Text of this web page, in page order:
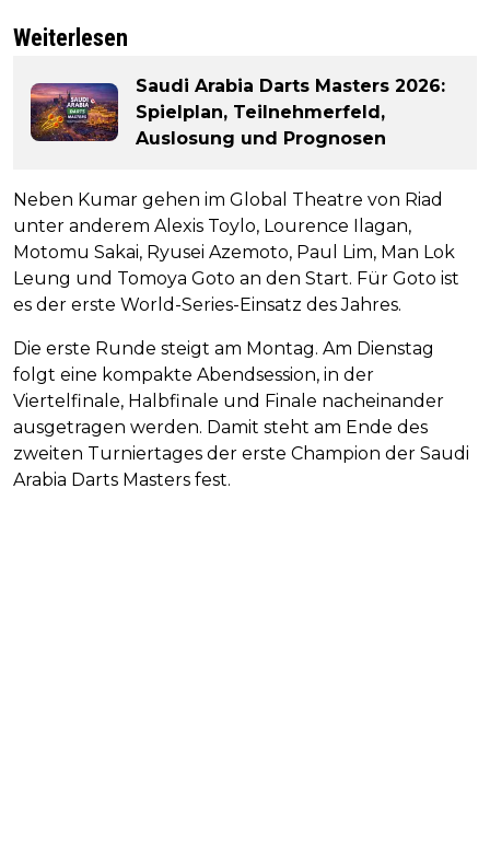
Weiterlesen
Saudi Arabia Darts Masters 2026:
Spielplan, Teilnehmerfeld,
Auslosung und Prognosen
Neben Kumar gehen im Global Theatre von Riad
unter anderem Alexis Toylo, Lourence Ilagan,
Motomu Sakai, Ryusei Azemoto, Paul Lim, Man Lok
Leung und Tomoya Goto an den Start. Für Goto ist
es der erste World-Series-Einsatz des Jahres.
Die erste Runde steigt am Montag. Am Dienstag
folgt eine kompakte Abendsession, in der
Viertelfinale, Halbfinale und Finale nacheinander
ausgetragen werden. Damit steht am Ende des
zweiten Turniertages der erste Champion der Saudi
Arabia Darts Masters fest.